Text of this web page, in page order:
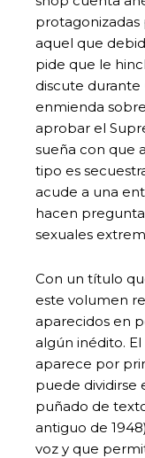
protagonizadas
aquel que
pide que le
discute
enmienda
aprobar el
sueña con que
tipo es
acude a una
hacen
sexuales
Con un título
este volumen
aparecidos en
algún inédito.
aparece por
puede dividirse
puñado de
antiguo de
voz y que